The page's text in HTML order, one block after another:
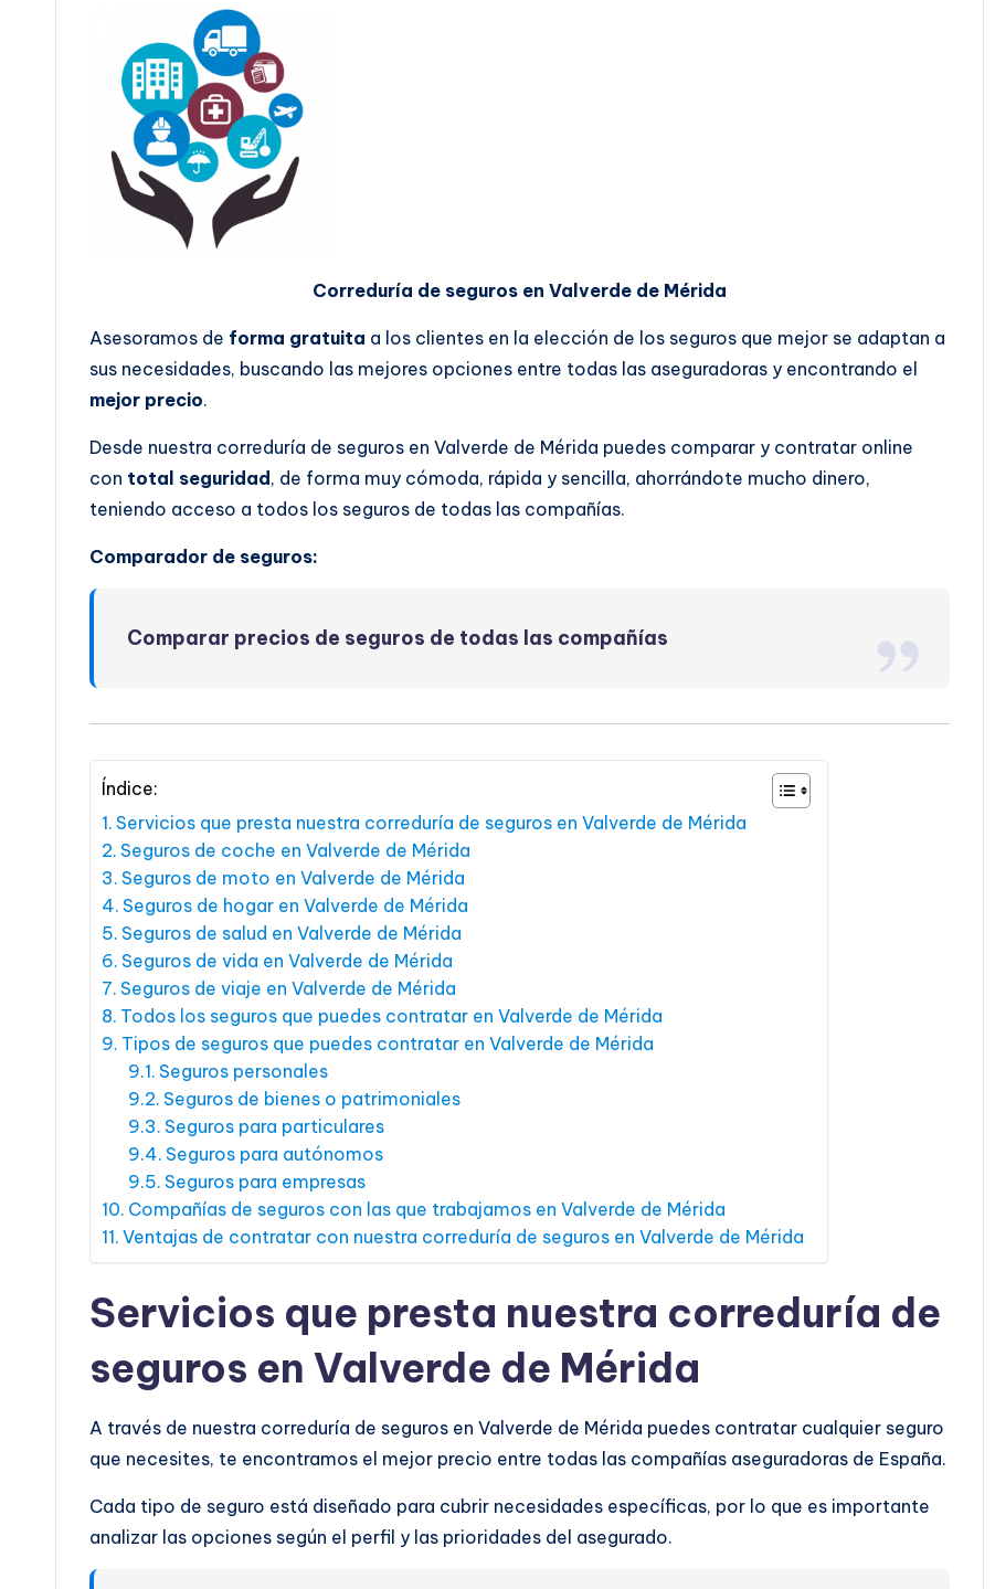
Correduría de seguros en Valverde de Mérida
Asesoramos de forma gratuita a los clientes en la elección de los seguros que mejor se adaptan a
sus necesidades, buscando las mejores opciones entre todas las aseguradoras y encontrando el
mejor precio.
Desde nuestra correduría de seguros en Valverde de Mérida puedes comparar y contratar online
con total seguridad , de forma muy cómoda, rápida y sencilla, ahorrándote mucho dinero,
teniendo acceso a todos los seguros de todas las compañías.
Comparador de seguros:
Comparar precios de seguros de todas las compañías
Índice:
Servicios que presta nuestra correduría de seguros en Valverde de Mérida
Seguros de coche en Valverde de Mérida
Seguros de moto en Valverde de Mérida
Seguros de hogar en Valverde de Mérida
Seguros de salud en Valverde de Mérida
Seguros de vida en Valverde de Mérida
Seguros de viaje en Valverde de Mérida
Todos los seguros que puedes contratar en Valverde de Mérida
Tipos de seguros que puedes contratar en Valverde de Mérida
Seguros personales
Seguros de bienes o patrimoniales
Seguros para particulares
Seguros para autónomos
Seguros para empresas
Compañías de seguros con las que trabajamos en Valverde de Mérida
Ventajas de contratar con nuestra correduría de seguros en Valverde de Mérida
Servicios que presta nuestra correduría de
seguros en Valverde de Mérida
A través de nuestra correduría de seguros en Valverde de Mérida puedes contratar cualquier seguro
que necesites, te encontramos el mejor precio entre todas las compañías aseguradoras de España.
Cada tipo de seguro está diseñado para cubrir necesidades específicas, por lo que es importante
analizar las opciones según el perfil y las prioridades del asegurado.